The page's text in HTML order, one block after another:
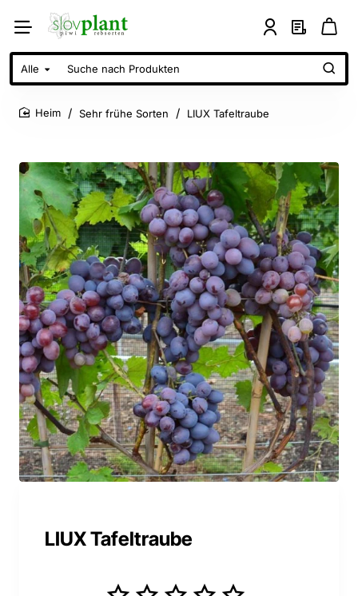
Alle
Suche
nach
Produkten
Sehr frühe Sorten LIUX Tafeltraube
LIUX Tafeltraube